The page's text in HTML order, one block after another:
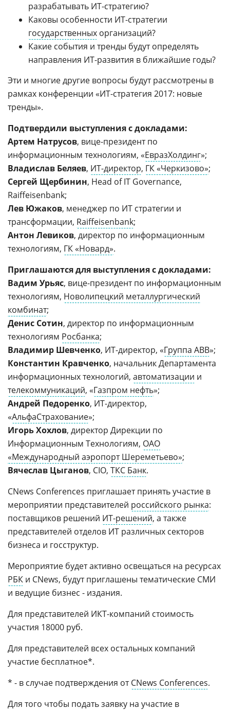
разрабатывать ИТ-стратегию?
Каковы особенности ИТ-стратегии
государственных организаций?
Какие события и тренды будут определять
направления ИТ-развития в ближайшие годы?
Эти и многие другие вопросы будут рассмотрены в
рамках конференции «ИТ-стратегия 2017: новые
тренды».
Подтвердили выступления с докладами:
Артем Натрусов, вице-президент по
информационным технологиям, «ЕвразХолдинг»;
Владислав Беляев, ИТ-директор, ГК «Черкизово»;
Сергей Щербинин, Head of IT Governance,
Raiffeisenbank;
Лев Южаков, менеджер по ИТ стратегии и
трансформации, Raiffeisenbank;
Антон Левиков, директор по информационным
технологиям, ГК «Новард».
Приглашаются для выступления с докладами:
Вадим Урьяс, вице-президент по информационным
технологиям, Новолипецкий металлургический
комбинат;
Денис Сотин, директор по информационным
технологиям Росбанка;
Владимир Шевченко, ИТ-директор, «Группа АBB»;
Константин Кравченко, начальник Департамента
информационных технологий, автоматизации и
телекоммуникаций, «Газпром нефть»;
Андрей Педоренко, ИТ-директор,
«АльфаСтрахование»;
Игорь Хохлов, директор Дирекции по
Информационным Технологиям, ОАО
«Международный аэропорт Шереметьево»;
Вячеслав Цыганов, CIO, ТКС Банк.
CNews Conferences приглашает принять участие в
мероприятии представителей российского рынка:
поставщиков решений ИТ-решений, а также
представителей отделов ИТ различных секторов
бизнеса и госструктур.
Мероприятие будет активно освещаться на ресурсах
РБК и CNews, будут приглашены тематические СМИ
и ведущие бизнес - издания.
Для представителей ИКТ-компаний стоимость
участия 18000 руб.
Для представителей всех остальных компаний
участие бесплатное*.
* - в случае подтверждения отCNews Conferences.
Для того чтобы подать заявку на участие в